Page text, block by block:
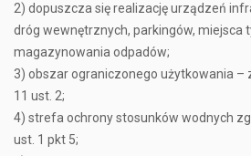
2) dopuszcza się realizację urządzeń
dróg wewnętrznych, parkingów, miejsca
magazynowania odpadów;
3) obszar ograniczonego użytkowania –
11 ust. 2;
4) strefa ochrony stosunków wodnych
ust. 1 pkt 5;